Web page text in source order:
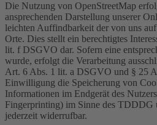
Die Nutzung von OpenStreetMap
ansprechenden Darstellung unserer
leichten Auffindbarkeit der von uns auf
Orte. Dies stellt ein berechtigtes
lit. f DSGVO dar. Sofern eine
wurde, erfolgt die Verarbeitung
Art. 6 Abs. 1 lit. a DSGVO und § 25
Einwilligung die Speicherung von
Informationen im Endgerät des
Fingerprinting) im Sinne des
jederzeit widerrufbar.